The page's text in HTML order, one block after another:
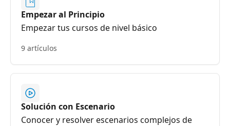
Empezar al Principio
Empezar tus cursos de nivel básico
9 artículos
Solución con Escenario
Conocer y resolver escenarios complejos de